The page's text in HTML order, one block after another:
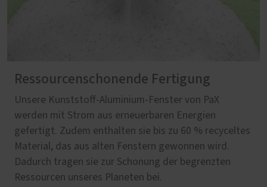
Ressourcenschonende Fertigung
Unsere Kunststoff-Aluminium-Fenster von PaX
werden mit Strom aus erneuerbaren Energien
gefertigt. Zudem enthalten sie bis zu 60 % recyceltes
Material, das aus alten Fenstern gewonnen wird.
Dadurch tragen sie zur Schonung der begrenzten
Ressourcen unseres Planeten bei.